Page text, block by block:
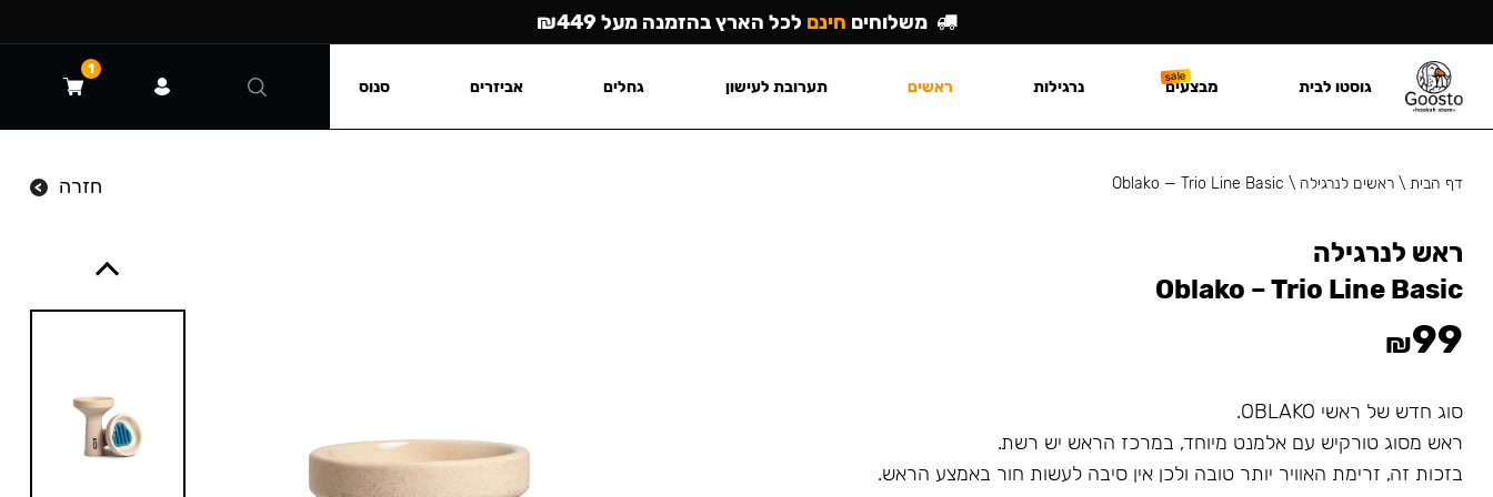
דף הבית\ ראשים לנרגילה \
Oblako — Trio Line Basic חזרה
ראש לנרגילה
Oblako – Trio Line Basic
₪99
סוג חדש של ראשי OBLAKO.
ראש מסוג טורקיש עם אלמנט מיוחד, במרכז הראש יש רשת.
בזכות זה, זרימת האוויר יותר טובה ולכן אין סיבה לעשות חור באמצע הראש.
משלוחים חינם לכל הארץ בהזמנה מעל ₪449
גוסטו לבית מבצעים נרגילות ראשים תערובת לעישון גחלים אביזרים סנוס
1